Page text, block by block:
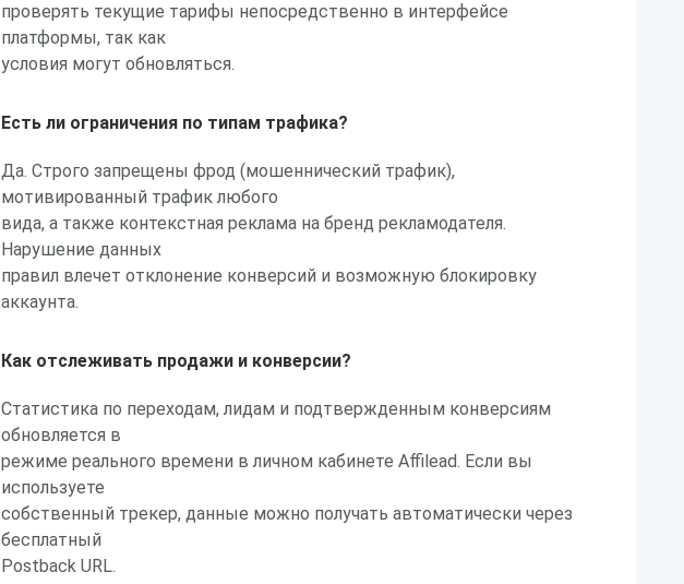
проверять текущие тарифы непосредственно в интерфейсе
платформы, так как
условия могут обновляться.
Есть ли ограничения по типам трафика?
Да. Строго запрещены фрод (мошеннический трафик),
мотивированный трафик любого
вида, а также контекстная реклама на бренд рекламодателя.
Нарушение данных
правил влечет отклонение конверсий и возможную блокировку
аккаунта.
Как отслеживать продажи и конверсии?
Статистика по переходам, лидам и подтвержденным конверсиям
обновляется в
режиме реального времени в личном кабинете Affilead. Если вы
используете
собственный трекер, данные можно получать автоматически через
бесплатный
Postback URL.